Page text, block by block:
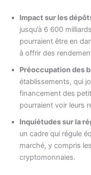
Impact sur les
jusqu’à 6 600
pourraient être en
à offrir des
Préoccupation des
établissements, qui
financement des
pourraient voir leurs
Inquiétudes sur la
un cadre qui régule
marché, y compris
cryptomonnaies.